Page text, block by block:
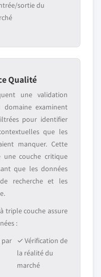
sortie du
Qualité
une validation
examinent
pour identifier
que les
manquer. Cette
une couche critique
que les données
recherche et les
triple couche assure
:
✓ Vérification de
la réalité du
marché